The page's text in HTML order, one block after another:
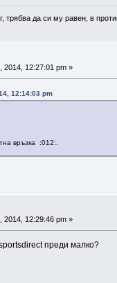
трябва да си му равен, в
2014, 12:27:01 pm »
12:14:03 pm
връзка :012:.
2014, 12:29:46 pm »
преди малко?